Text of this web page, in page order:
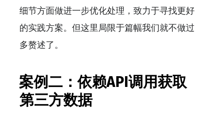
细节方面做进一步优化处理，致力于寻找更好
的实践方案。但这里局限于篇幅我们就不做过
多赘述了。
案例二：依赖API调用获取
第三方数据